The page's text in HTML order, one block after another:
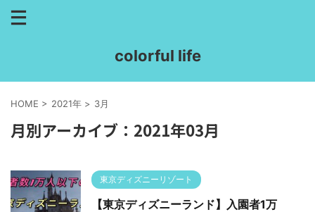
colorful life
HOME > 2021年 > 3月
月別アーカイブ：2021年03月
東京ディズニーリゾート
【東京ディズニーランド】入園者1万